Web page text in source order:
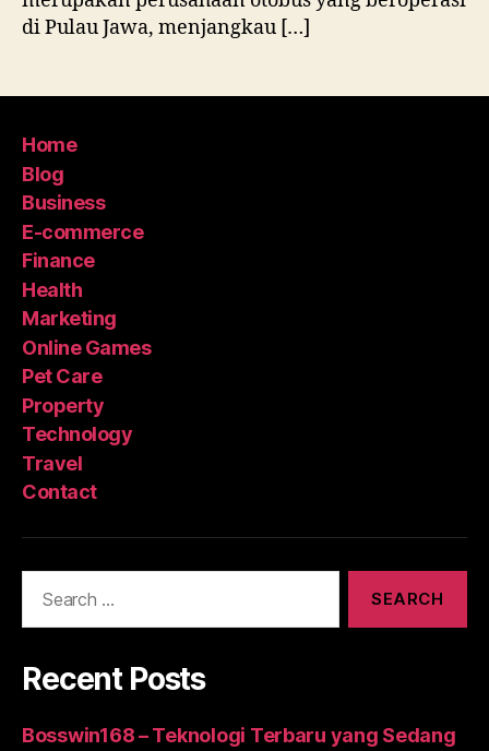
di Pulau Jawa, menjangkau […]
Home
Blog
Business
E-commerce
Finance
Health
Marketing
Online Games
Pet Care
Property
Technology
Travel
Contact
Recent Posts
Bosswin168 – Teknologi Terbaru yang Sedang